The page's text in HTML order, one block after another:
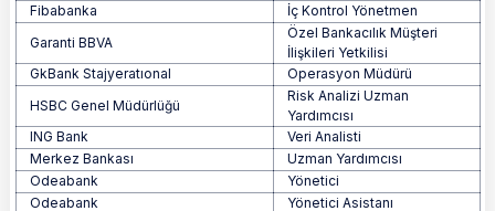
Fibabanka
İç Kontrol Yönetmen
Garanti BBVA
Özel Bankacılık Müşteri
İlişkileri Yetkilisi
GkBank Stajyeratıonal
Operasyon Müdürü
HSBC Genel Müdürlüğü
Risk Analizi Uzman
Yardımcısı
ING Bank
Veri Analisti
Merkez Bankası
Uzman Yardımcısı
Odeabank
Yönetici
Odeabank
Yönetici Asistanı